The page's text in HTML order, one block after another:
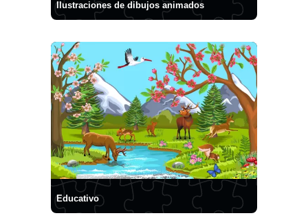
Ilustraciones de dibujos animados
Educativo